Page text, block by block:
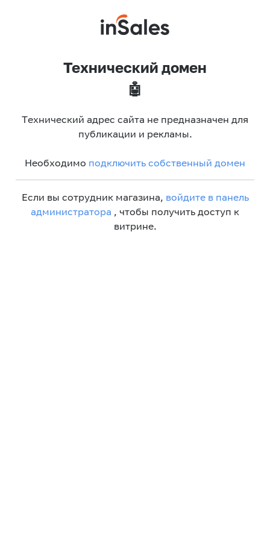
Технический домен
🤖
Технический адрес сайта не предназначен для
публикации и рекламы.
Необходимо подключить собственный домен
Если вы сотрудник магазина, войдите в панель
администратора , чтобы получить доступ к
витрине.